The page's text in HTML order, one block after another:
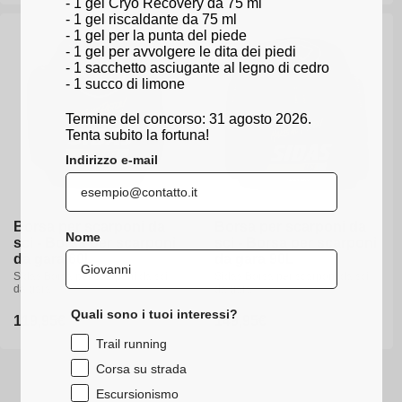
listino
Borsa per scarponi da
sci - Borsa per scarponi
da gara 60L
Sidas Borsa per scarponi da sci
da gara
Prezzo
119,95€
da gara
Prezzo
149,95€
- 1 gel Cryo Recovery da 75 ml
- 1 gel riscaldante da 75 ml
- 1 gel per la punta del piede
- 1 gel per avvolgere le dita dei piedi
- 1 sacchetto asciugante al legno di cedro
- 1 succo di limone
Termine del concorso: 31 agosto 2026.
Tenta subito la fortuna!
Indirizzo e-mail
Nome
Quali sono i tuoi interessi?
Trail running
Corsa su strada
Escursionismo